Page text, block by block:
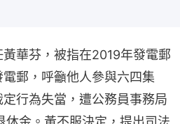
華芬，被指在2019年發電郵
郵，呼籲他人參與六四集
行為失當，遭公務員事務局